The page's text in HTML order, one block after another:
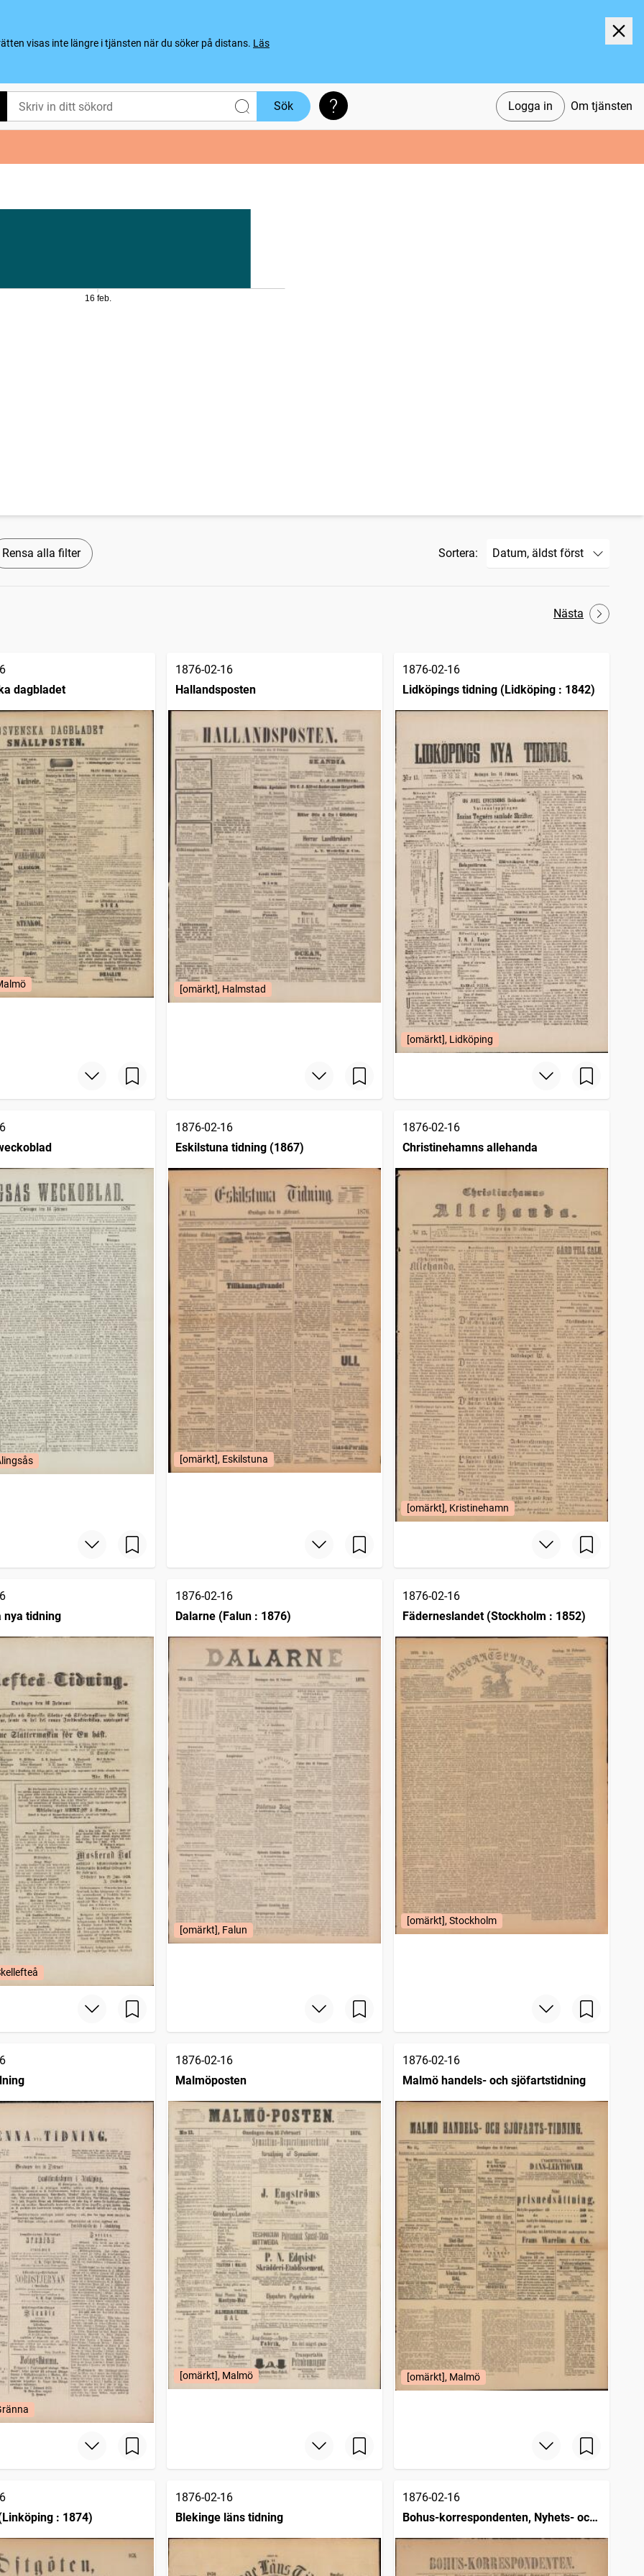
visas inte längre i tjänsten när du söker på distans. Läs
Logga in Om tjänsten
Sök Söktips
16 feb.
Rensa alla filter Sortera:
Nästa
dagbladet
1876-02-16
Hallandsposten
[omärkt], Halmstad
1876-02-16
Lidköpings tidning (Lidköping : 1842)
[omärkt], Lidköping
1876-02-16
Eskilstuna tidning (1867)
[omärkt], Eskilstuna
1876-02-16
Christinehamns allehanda
[omärkt], Kristinehamn
nya tidning
1876-02-16
Dalarne (Falun : 1876)
[omärkt], Falun
1876-02-16
Fäderneslandet (Stockholm : 1852)
[omärkt], Stockholm
1876-02-16
Malmöposten
[omärkt], Malmö
1876-02-16
Malmö handels- och sjöfartstidning
[omärkt], Malmö
: 1874)
1876-02-16
Blekinge läns tidning
1876-02-16
Bohus-korrespondenten, Nyhets- och